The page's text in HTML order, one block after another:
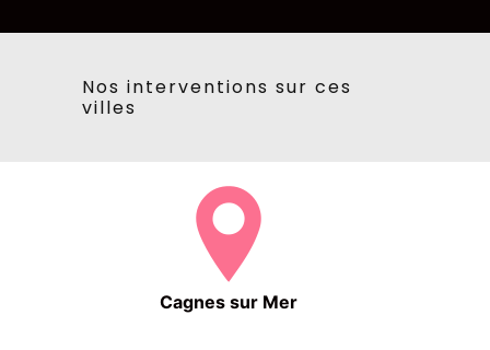
Nos interventions sur ces
villes
Cagnes sur Mer